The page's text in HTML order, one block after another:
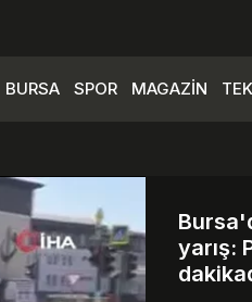
BURSA SPOR MAGAZİN
yarış: